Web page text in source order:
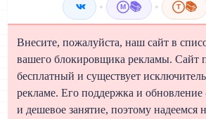
• M 📚 • T 📚
Внесите, пожалуйста, наш сайт в
вашего блокировщика рекламы. Сайт
бесплатный и существует
рекламе. Его поддержка и обновление
и дешевое занятие, поэтому надеемся